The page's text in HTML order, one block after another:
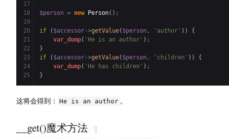
17
18
19
20
21
22
23
24
$person = new Person( ) ;
if ( $accessor->getValue( $person , 'author' ) )
{
var_dump( 'He is an author' ) ;
}
if
( $accessor->getValue( $person , 'children' ) )
{
var_dump( 'He has children' ) ;
}
这将会得到： He is an author 。
__get()魔术方法 ¶